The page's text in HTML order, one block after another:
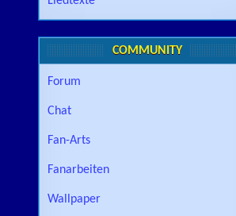
COMMUNITY
Forum
Chat
Fan-Arts
Fanarbeiten
Wallpaper